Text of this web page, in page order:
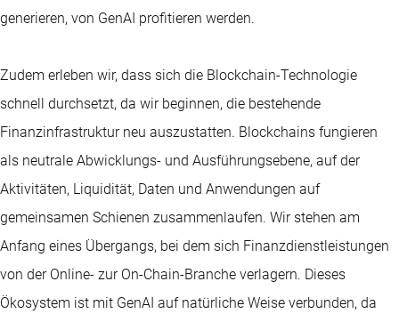
generieren, von GenAI profitieren werden.
Zudem erleben wir, dass sich die Blockchain-Technologie
schnell durchsetzt, da wir beginnen, die bestehende
Finanzinfrastruktur neu auszustatten. Blockchains fungieren
als neutrale Abwicklungs- und Ausführungsebene, auf der
Aktivitäten, Liquidität, Daten und Anwendungen auf
gemeinsamen Schienen zusammenlaufen. Wir stehen am
Anfang eines Übergangs, bei dem sich Finanzdienstleistungen
von der Online- zur On-Chain-Branche verlagern. Dieses
Ökosystem ist mit GenAI auf natürliche Weise verbunden, da